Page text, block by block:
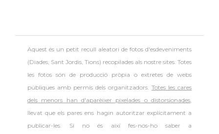
Aquest és un petit recull aleatori defotos d'esdeveniments
(Diades, Sant Jordis, Tions) recopilades als nostre sites. Totes
les fotos són de producció pròpia o extretes de webs
públiques amb permís dels organitzadors.Totes les cares
dels menors han d'aparèixer pixelades o distorsionades,
llevat que els pares ens hagin autoritzar explícitament a
publicar-les. Si no és així fes-nos-ho saber a